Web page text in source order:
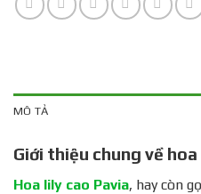
MÔ TẢ
Giới thiệu chung về
Hoa lily cao Pavia, hay còn